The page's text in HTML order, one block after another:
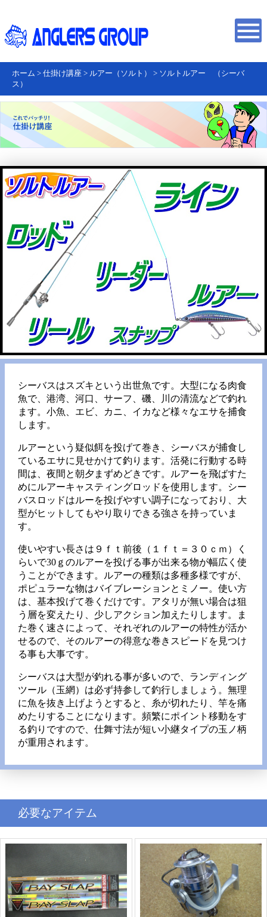
ホーム > 仕掛け講座 > ルアー（ソルト） > ソルトルアー （シーバ
ス）
シーバスはスズキという出世魚です。大型になる肉食
魚で、港湾、河口、サーフ、磯、川の清流などで釣れ
ます。小魚、エビ、カニ、イカなど様々なエサを捕食
します。
ルアーという疑似餌を投げて巻き、シーバスが捕食し
ているエサに見せかけて釣ります。活発に行動する時
間は、夜間と朝夕まずめどきです。ルアーを飛ばすた
めにルアーキャスティングロッドを使用します。シー
バスロッドはルーを投げやすい調子になっており、大
型がヒットしてもやり取りできる強さを持っていま
す。
使いやすい長さは９ｆｔ前後（１ｆｔ＝３０ｃｍ）く
らいで30ｇのルアーを投げる事が出来る物が幅広く使
うことができます。ルアーの種類は多種多様ですが、
ポピュラーな物はバイブレーションとミノー。使い方
は、基本投げて巻くだけです。アタリが無い場合は狙
う層を変えたり、少しアクション加えたりします。ま
た巻く速さによって、それぞれのルアーの特性が活か
せるので、そのルアーの得意な巻きスピードを見つけ
る事も大事です。
シーバスは大型が釣れる事が多いので、ランディング
ツール（玉網）は必ず持参して釣行しましょう。無理
に魚を抜き上げようとすると、糸が切れたり、竿を痛
めたりすることになります。頻繁にポイント移動をす
る釣りですので、仕舞寸法が短い小継タイプの玉ノ柄
が重用されます。
必要なアイテム